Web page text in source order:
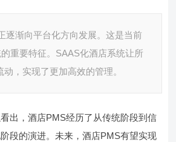
逐渐向平台化方向发展。这是当前
重要特征。SAAS化酒店系统让所
，实现了更加高效的管理。
出，酒店PMS经历了从传统阶段到信
段的演进。未来，酒店PMS有望实现